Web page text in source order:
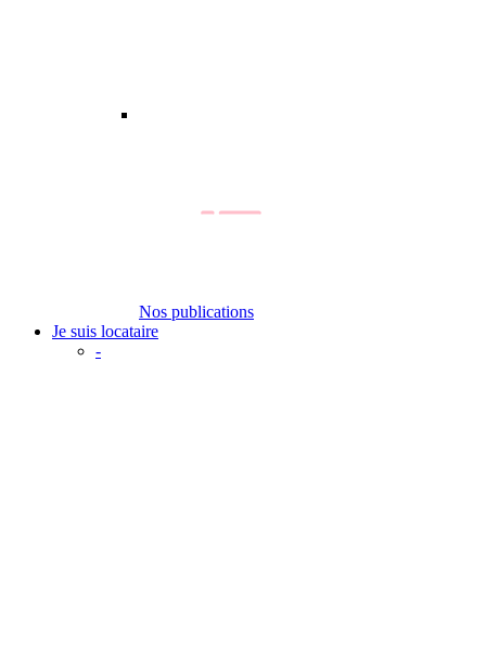
Nos publications
Je suis locataire
-